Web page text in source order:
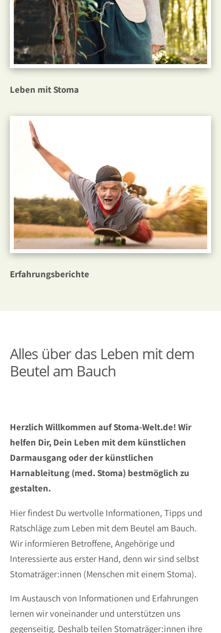
Leben mit Stoma
Erfahrungsberichte
Alles über das Leben mit dem
Beutel am Bauch
Herzlich Willkommen auf Stoma-Welt.de! Wir
helfen Dir, Dein Leben mit dem künstlichen
Darmausgang oder der künstlichen
Harnableitung (med. Stoma) bestmöglich zu
gestalten.
Hier findest Du wertvolle Informationen, Tipps und
Ratschläge zum Leben mit dem Beutel am Bauch.
Wir informieren Betroffene, Angehörige und
Interessierte aus erster Hand, denn wir sind selbst
Stomaträger:innen (Menschen mit einem Stoma).
Im Austausch von Informationen und Erfahrungen
lernen wir voneinander und unterstützen uns
gegenseitig. Deshalb teilen Stomaträger:innen ihre